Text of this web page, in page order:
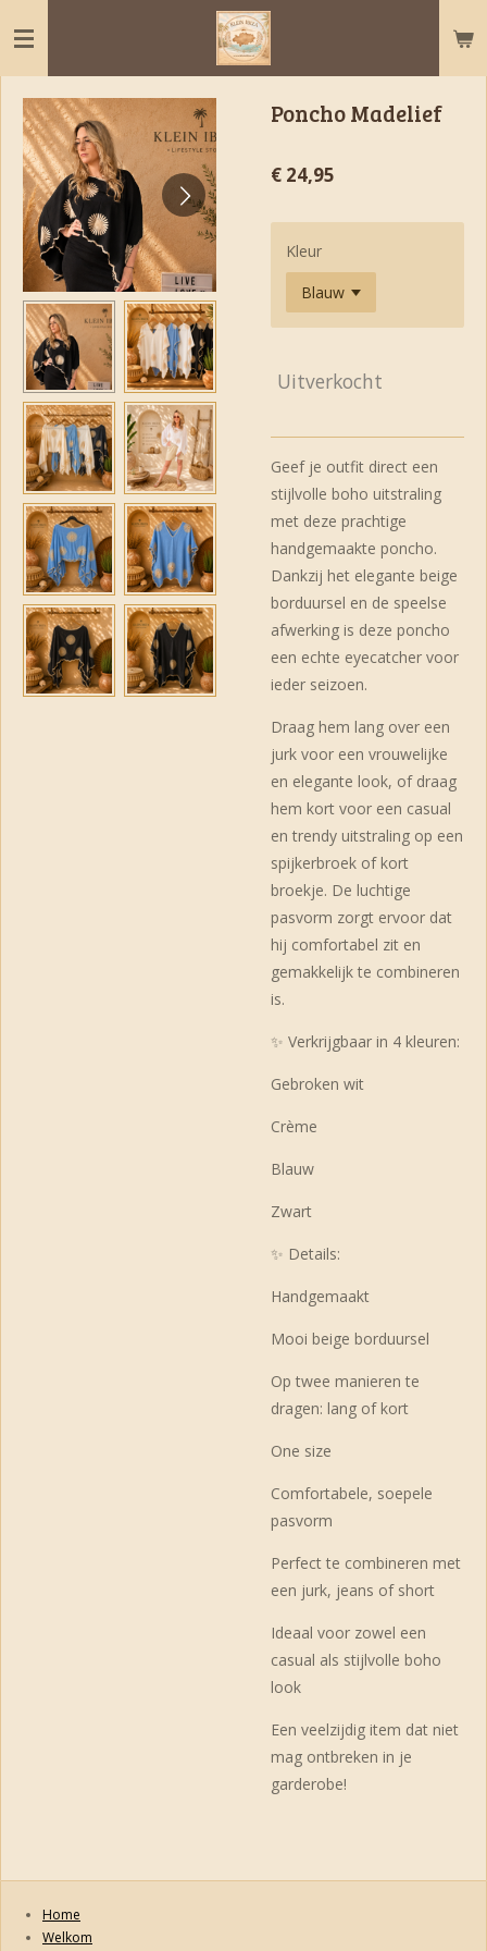
direct
naar
hoofdinhoud
Poncho Madelief
€ 24,95
Kleur
Uitverkocht
Geef je outfit direct een
stijlvolle boho uitstraling
met deze prachtige
handgemaakte poncho.
Dankzij het elegante beige
borduursel en de speelse
afwerking is deze poncho
een echte eyecatcher voor
ieder seizoen.
Draag hem lang over een
jurk voor een vrouwelijke
en elegante look, of draag
hem kort voor een casual
en trendy uitstraling op een
spijkerbroek of kort
broekje. De luchtige
pasvorm zorgt ervoor dat
hij comfortabel zit en
gemakkelijk te combineren
is.
✨ Verkrijgbaar in 4 kleuren:
Gebroken wit
Crème
Blauw
Zwart
✨ Details:
Handgemaakt
Mooi beige borduursel
Op twee manieren te
dragen: lang of kort
One size
Comfortabele, soepele
pasvorm
Perfect te combineren met
een jurk, jeans of short
Ideaal voor zowel een
casual als stijlvolle boho
look
Een veelzijdig item dat niet
mag ontbreken in je
garderobe!
Home
Welkom